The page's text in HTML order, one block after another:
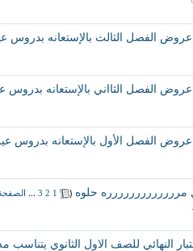
عروض الفصل الثالث بالإستعانه
عروض الفصل الثااني بالإستعانه
عروض الفصل الأول بالإستعانه
مررررررررررررره حلوه (
1
2
3
...
النهائي للصف الاول الثانوي يتناسب